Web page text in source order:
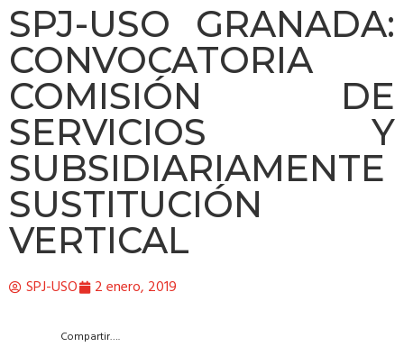
SPJ-USO GRANADA:
CONVOCATORIA
COMISIÓN DE
SERVICIOS Y
SUBSIDIARIAMENTE
SUSTITUCIÓN
VERTICAL
SPJ-USO 2 enero, 2019
Compartir….